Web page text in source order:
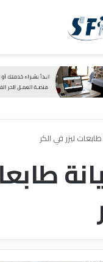
الدخول
ليزر في الكر